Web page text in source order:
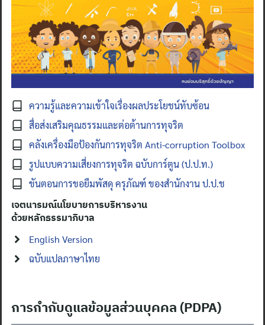
Search
for:
ความรู้และความเข้าใจเรื่องผลประโยชน์ทับซ้อน
สื่อส่งเสริมคุณธรรมและต่อต้านการทุจริต
คลังเครื่องมือป้องกันการทุจริต Anti-corruption Toolbox
รูปแบบความเสี่ยงการทุจริต ฉบับการ์ตูน (ป.ป.ท.)
ขันตอนการขอยืมพัสดุ ครุภัณฑ์ ของสำนักงาน ป.ป.ช
เจตนารมณ์นโยบายการบริหารงาน
ด้วยหลักธรรมาภิบาล
English Version
ฉบับแปลภาษาไทย
การกำกับดูแลข้อมูลส่วนบุคคล (PDPA)